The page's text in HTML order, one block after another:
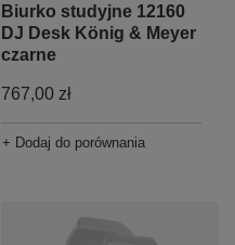
Biurko studyjne 12160
DJ Desk König & Meyer
czarne
767,00 zł
+ Dodaj do porównania